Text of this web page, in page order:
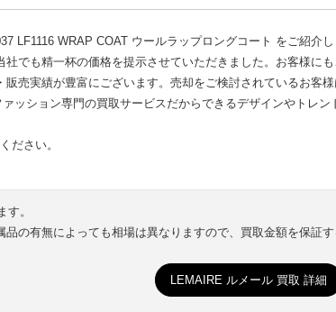
LF1116 WRAP COAT ウールラップロングコート をご紹介し
でも精一杯の価格を提示させていただきました。お客様に
売実績が豊富にございます。売却をご検討されているお客様
ッション専門の買取サービスだからできるデザインやトレ
ださい。
。
の有無によっても相場は異なりますので、買取金額を保証す
LEMAIRE ルメール 買取 詳細